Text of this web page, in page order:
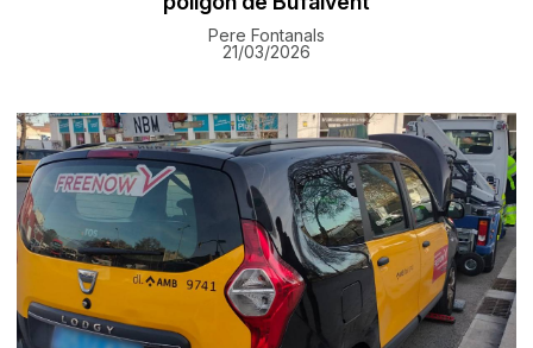
Pere Fontanals
21/03/2026